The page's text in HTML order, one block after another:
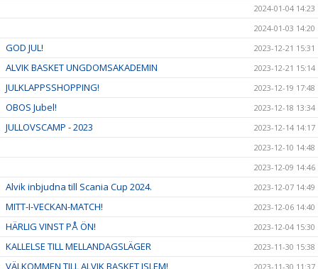
2024-01-04 14:23
2024-01-03 14:20
GOD JUL! 2023-12-21 15:31
ALVIK BASKET UNGDOMSAKADEMIN 2023-12-21 15:14
JULKLAPPSSHOPPING! 2023-12-19 17:48
OBOS Jubel! 2023-12-18 13:34
JULLOVSCAMP - 2023
2023-12-14 14:17
2023-12-10 14:48
2023-12-09 14:46
Alvik inbjudna till Scania Cup 2024. 2023-12-07 14:49
MITT-I-VECKAN-MATCH! 2023-12-06 14:40
HÄRLIG VINST PÅ ÖN! 2023-12-04 15:30
KALLELSE TILL MELLANDAGSLÄGER 2023-11-30 15:38
VÄLKOMMEN TILL ALVIK BASKET ISLEM! 2023-11-30 11:37